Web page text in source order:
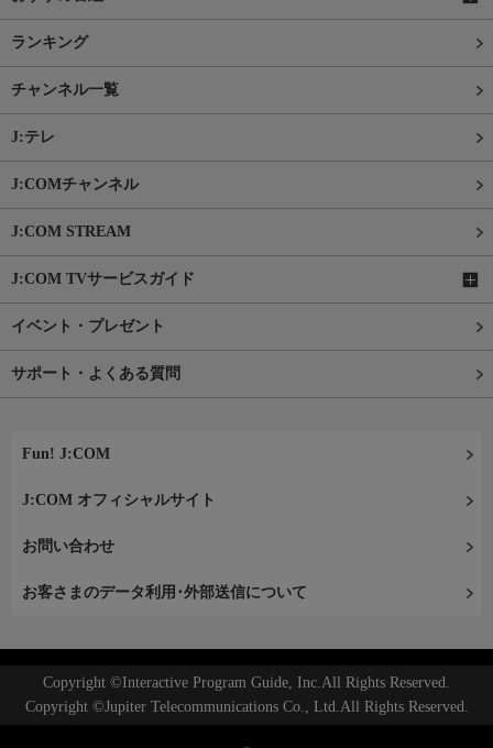
ランキング
チャンネル一覧
J:テレ
J:COMチャンネル
J:COM STREAM
J:COM TVサービスガイド
イベント・プレゼント
サポート・よくある質問
Fun! J:COM
J:COM オフィシャルサイト
お問い合わせ
お客さまのデータ利用･外部送信について
Copyright ©Interactive Program Guide, Inc.All Rights Reserved.
Copyright ©Jupiter Telecommunications Co., Ltd.All Rights Reserved.